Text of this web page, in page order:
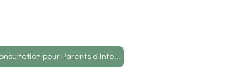
Consultation pour Parents d’Intention